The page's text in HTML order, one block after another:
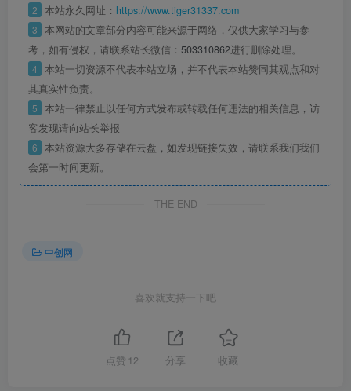
2 本站永久网址： https://www.tiger31337.com
3 本网站的文章部分内容可能来源于网络，仅供大家学习与参
考，如有侵权，请联系站长微信： 503310862进行删除处理。
4 本站一切资源不代表本站立场，并不代表本站赞同其观点和对
其真实性负责。
5 本站一律禁止以任何方式发布或转载任何违法的相关信息，访
客发现请向站长举报
6 本站资源大多存储在云盘，如发现链接失效，请联系我们我们
会第一时间更新。
THE END
中创网
喜欢就支持一下吧
点赞 12 分享 收藏